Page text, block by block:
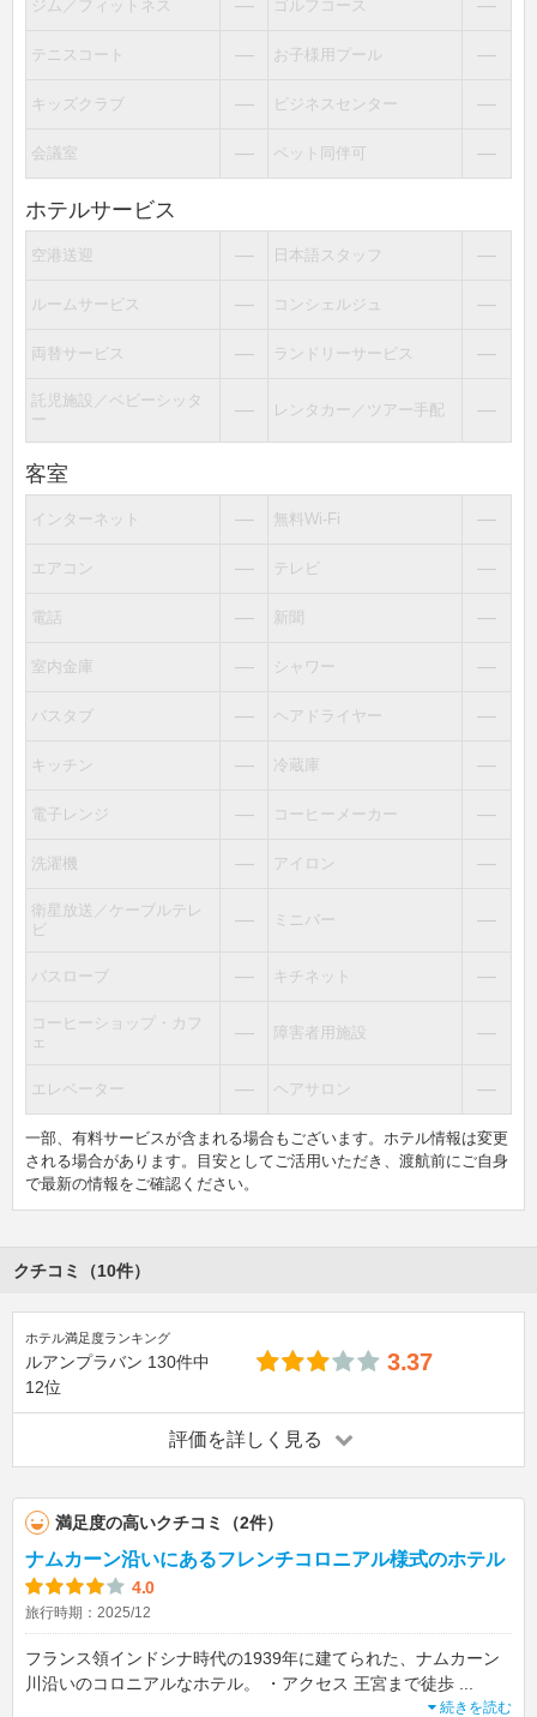
ジム／フィットネス ― ゴルフコース ―
テニスコート ― お子様用プール ―
キッズクラブ ― ビジネスセンター ―
会議室 ― ペット同伴可 ―
ホテルサービス
空港送迎 ― 日本語スタッフ ―
ルームサービス ― コンシェルジュ ―
両替サービス ― ランドリーサービス ―
託児施設／ベビーシッタ
ー
― レンタカー／ツアー手配 ―
客室
インターネット ― 無料Wi-Fi ―
エアコン ― テレビ ―
電話 ― 新聞 ―
室内金庫 ― シャワー ―
バスタブ ― ヘアドライヤー ―
キッチン ― 冷蔵庫 ―
電子レンジ ― コーヒーメーカー ―
洗濯機 ― アイロン ―
衛星放送／ケーブルテレ
ビ
― ミニバー ―
バスローブ ― キチネット ―
コーヒーショップ・カフ
ェ
― 障害者用施設 ―
エレベーター ― ヘアサロン ―
一部、有料サービスが含まれる場合もございます。ホテル情報は変更
される場合があります。目安としてご活用いただき、渡航前にご自身
で最新の情報をご確認ください。
クチコミ（10件）
ホテル満足度ランキング
ルアンプラバン 130件中
12位
3.37
評価を詳しく見る
満足度の高いクチコミ（2件）
ナムカーン沿いにあるフレンチコロニアル様式のホテル
4.0
旅行時期：2025/12
フランス領インドシナ時代の1939年に建てられた、ナムカーン
川沿いのコロニアルなホテル。 ・アクセス 王宮まで徒歩
続きを読む